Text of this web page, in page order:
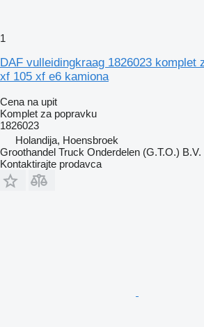
1
DAF vulleidingkraag 1826023 komplet
xf 105 xf e6 kamiona
Cena na upit
Komplet za popravku
1826023
Holandija, Hoensbroek
Groothandel Truck Onderdelen (G.T.O.) B.V.
Kontaktirajte prodavca